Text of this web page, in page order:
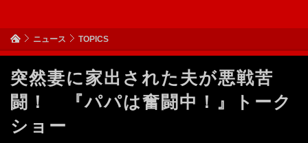
ニュース TOPICS
突然妻に家出された夫が悪戦苦
闘！ 『パパは奮闘中！』トーク
ショー